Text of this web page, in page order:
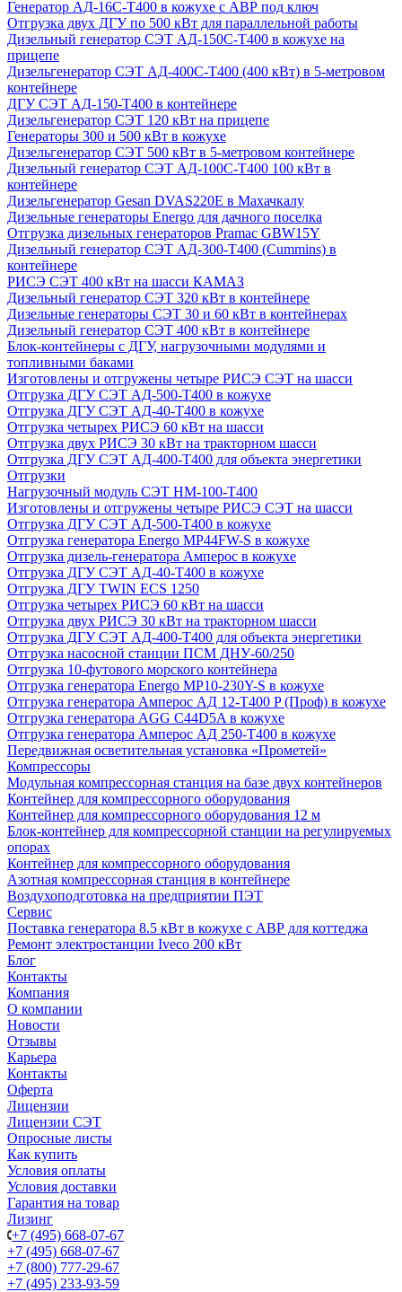
Генератор АД-16С-Т400 в кожухе с АВР под ключ
Отгрузка двух ДГУ по 500 кВт для параллельной работы
Дизельный генератор СЭТ АД-150С-Т400 в кожухе на
прицепе
Дизельгенератор СЭТ АД-400С-Т400 (400 кВт) в 5-метровом
контейнере
ДГУ СЭТ АД-150-Т400 в контейнере
Дизельгенератор СЭТ 120 кВт на прицепе
Генераторы 300 и 500 кВт в кожухе
Дизельгенератор СЭТ 500 кВт в 5-метровом контейнере
Дизельный генератор СЭТ АД-100С-Т400 100 кВт в
контейнере
Дизельгенератор Gesan DVAS220E в Махачкалу
Дизельные генераторы Energo для дачного поселка
Отгрузка дизельных генераторов Pramac GВW15Y
Дизельный генератор СЭТ АД-300-Т400 (Cummins) в
контейнере
РИСЭ СЭТ 400 кВт на шасси КАМАЗ
Дизельный генератор СЭТ 320 кВт в контейнере
Дизельные генераторы СЭТ 30 и 60 кВт в контейнерах
Дизельный генератор СЭТ 400 кВт в контейнере
Блок-контейнеры с ДГУ, нагрузочными модулями и
топливными баками
Изготовлены и отгружены четыре РИСЭ СЭТ на шасси
Отгрузка ДГУ СЭТ АД-500-Т400 в кожухе
Отгрузка ДГУ СЭТ АД-40-Т400 в кожухе
Отгрузка четырех РИСЭ 60 кВт на шасси
Отгрузка двух РИСЭ 30 кВт на тракторном шасси
Отгрузка ДГУ СЭТ АД-400-Т400 для объекта энергетики
Отгрузки
Нагрузочный модуль СЭТ НМ-100-Т400
Изготовлены и отгружены четыре РИСЭ СЭТ на шасси
Отгрузка ДГУ СЭТ АД-500-Т400 в кожухе
Отгрузка генератора Energo MP44FW-S в кожухе
Отгрузка дизель-генератора Амперос в кожухе
Отгрузка ДГУ СЭТ АД-40-Т400 в кожухе
Отгрузка ДГУ TWIN ECS 1250
Отгрузка четырех РИСЭ 60 кВт на шасси
Отгрузка двух РИСЭ 30 кВт на тракторном шасси
Отгрузка ДГУ СЭТ АД-400-Т400 для объекта энергетики
Отгрузка насосной станции ПСМ ДНУ-60/250
Отгрузка 10-футового морского контейнера
Отгрузка генератора Energo MP10-230Y-S в кожухе
Отгрузка генератора Амперос АД 12-Т400 P (Проф) в кожухе
Отгрузка генератора AGG C44D5A в кожухе
Отгрузка генератора Амперос АД 250-Т400 в кожухе
Передвижная осветительная установка «Прометей»
Компрессоры
Модульная компрессорная станция на базе двух контейнеров
Контейнер для компрессорного оборудования
Контейнер для компрессорного оборудования 12 м
Блок-контейнер для компрессорной станции на регулируемых
опорах
Контейнер для компрессорного оборудования
Азотная компрессорная станция в контейнере
Воздухоподготовка на предприятии ПЭТ
Сервис
Поставка генератора 8.5 кВт в кожухе с АВР для коттеджа
Ремонт электростанции Iveco 200 кВт
Блог
Контакты
Компания
О компании
Новости
Отзывы
Карьера
Контакты
Оферта
Лицензии
Лицензии СЭТ
Опросные листы
Как купить
Условия оплаты
Условия доставки
Гарантия на товар
Лизинг
+7 (495) 668-07-67
+7 (495) 668-07-67
+7 (800) 777-29-67
+7 (495) 233-93-59